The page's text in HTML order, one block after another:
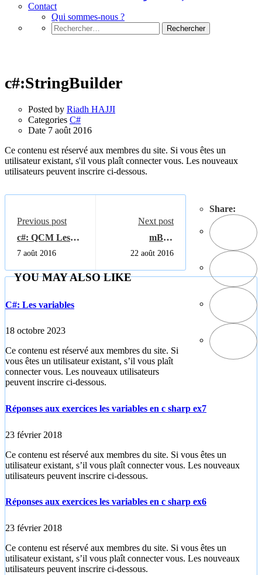
Contact
Qui sommes-nous ?
Rechercher :
c#:StringBuilder
Posted by Riadh HAJJI
Categories C#
Date 7 août 2016
Ce contenu est réservé aux membres du site. Si vous êtes un
utilisateur existant, s'il vous plaît connecter vous. Les nouveaux
utilisateurs peuvent inscrire ci-dessous.
Share:
Previous post
c#: QCM Les
opérateurs
7 août 2016
Next post
mBot:
Découverte du
robot mBot
22 août 2016
YOU MAY ALSO LIKE
C#: Les variables
18 octobre 2023
Ce contenu est réservé aux membres du site. Si
vous êtes un utilisateur existant, s’il vous plaît
connecter vous. Les nouveaux utilisateurs
peuvent inscrire ci-dessous.
Réponses aux exercices les variables en c sharp ex7
23 février 2018
Ce contenu est réservé aux membres du site. Si vous êtes un
utilisateur existant, s’il vous plaît connecter vous. Les nouveaux
utilisateurs peuvent inscrire ci-dessous.
Réponses aux exercices les variables en c sharp ex6
23 février 2018
Ce contenu est réservé aux membres du site. Si vous êtes un
utilisateur existant, s’il vous plaît connecter vous. Les nouveaux
utilisateurs peuvent inscrire ci-dessous.